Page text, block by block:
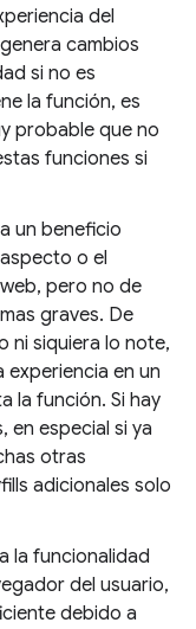
del
cambios
si no es
la función, es
probable que no
funciones si
un beneficio
o el
pero no de
graves. De
ni siquiera lo note,
experiencia en un
la función. Si hay
en especial si ya
otras
adicionales solo
la funcionalidad
del usuario,
debido a